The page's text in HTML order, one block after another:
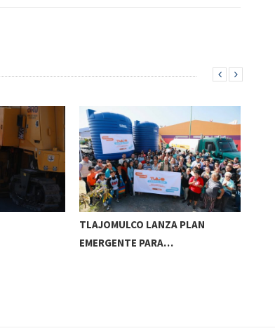
TLAJOMULCO LANZA PLAN
EMERGENTE PARA…